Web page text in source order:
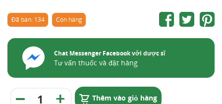
Đã bán: 134 Còn hàng
Chat Messenger Facebook với dược sĩ
Tư vấn thuốc và đặt hàng
Thêm vào giỏ hàng